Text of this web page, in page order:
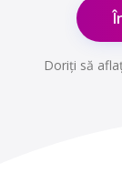
Doriți să